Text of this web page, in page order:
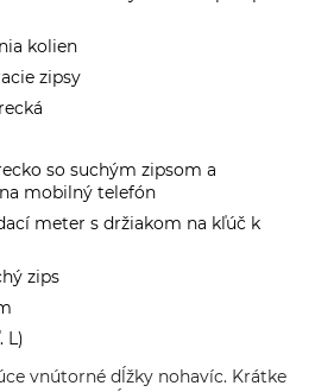
kolien
zipsy
so suchým zipsom a
mobilný telefón
meter s držiakom na kľúč k
zips
L)
vnútorné dĺžky nohavíc. Krátke